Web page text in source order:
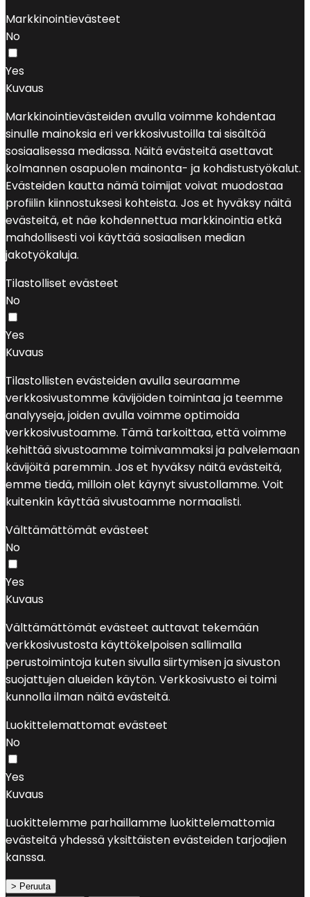
Markkinointievästeet
No
Yes
Kuvaus
Markkinointievästeiden avulla voimme kohdentaa
sinulle mainoksia eri verkkosivustoilla tai sisältöä
sosiaalisessa mediassa. Näitä evästeitä asettavat
kolmannen osapuolen mainonta- ja kohdistustyökalut.
Evästeiden kautta nämä toimijat voivat muodostaa
profiilin kiinnostuksesi kohteista. Jos et hyväksy näitä
evästeitä, et näe kohdennettua markkinointia etkä
mahdollisesti voi käyttää sosiaalisen median
jakotyökaluja.
Tilastolliset evästeet
No
Yes
Kuvaus
Tilastollisten evästeiden avulla seuraamme
verkkosivustomme kävijöiden toimintaa ja teemme
analyyseja, joiden avulla voimme optimoida
verkkosivustoamme. Tämä tarkoittaa, että voimme
kehittää sivustoamme toimivammaksi ja palvelemaan
kävijöitä paremmin. Jos et hyväksy näitä evästeitä,
emme tiedä, milloin olet käynyt sivustollamme. Voit
kuitenkin käyttää sivustoamme normaalisti.
Välttämättömät evästeet
No
Yes
Kuvaus
Välttämättömät evästeet auttavat tekemään
verkkosivustosta käyttökelpoisen sallimalla
perustoimintoja kuten sivulla siirtymisen ja sivuston
suojattujen alueiden käytön. Verkkosivusto ei toimi
kunnolla ilman näitä evästeitä.
Luokittelemattomat evästeet
No
Yes
Kuvaus
Luokittelemme parhaillamme luokittelemattomia
evästeitä yhdessä yksittäisten evästeiden tarjoajien
kanssa.
> Peruuta